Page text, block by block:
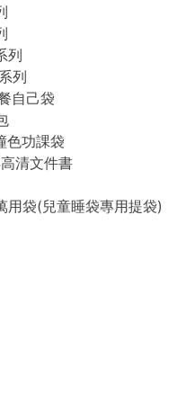
列
列
自己袋
色功課袋
清文件書
用袋(兒童睡袋專用提袋)